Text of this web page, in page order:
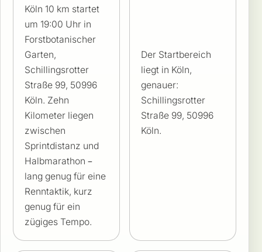
Köln 10 km startet
um 19:00 Uhr in
Forstbotanischer
Garten,
Schillingsrotter
Straße 99, 50996
Köln. Zehn
Kilometer liegen
zwischen
Sprintdistanz und
Halbmarathon –
lang genug für eine
Renntaktik, kurz
genug für ein
zügiges Tempo.
Der Startbereich
liegt in Köln,
genauer:
Schillingsrotter
Straße 99, 50996
Köln.